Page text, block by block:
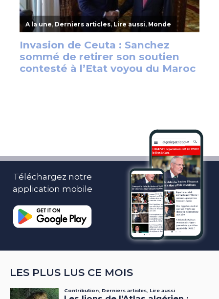
Téléchargez notre
application mobile
LES PLUS LUS CE MOIS